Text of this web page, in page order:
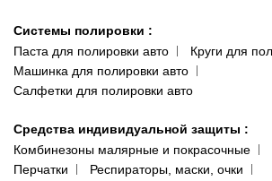
Системы полировки :
Паста для полировки авто
Круги для
Машинка для полировки авто
Салфетки для полировки авто
Средства индивидуальной защиты :
Комбинезоны малярные и покрасочные
Перчатки
Респираторы, маски, очки